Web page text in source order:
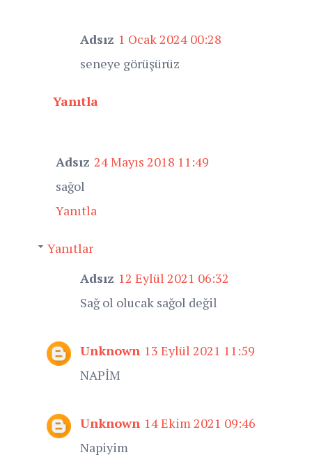
Adsız 1 Ocak 2024 00:28
seneye görüşürüz
Yanıtla
Adsız 24 Mayıs 2018 11:49
sağol
Yanıtla
Yanıtlar
Adsız 12 Eylül 2021 06:32
Sağ ol olucak sağol değil
Unknown 13 Eylül 2021 11:59
NAPİM
Unknown 14 Ekim 2021 09:46
Napiyim